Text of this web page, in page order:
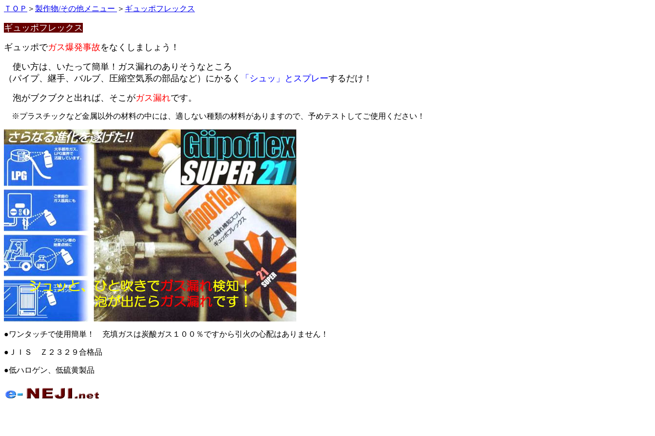
ＴＯＰ ＞ 製作物/その他メニュー ＞ ギュッポフレックス
ギュッポフレックス
ギュッポでガス爆発事故をなくしましょう！
使い方は、いたって簡単！ガス漏れのありそうなところ
（パイプ、継手、バルブ、圧縮空気系の部品など）にかるく
「シュッ」とスプレーするだけ！
泡がブクブクと出れば、そこがガス漏れです。
※プラスチックなど金属以外の材料の中には、適しない種類の材料がありますので、予めテストしてご使用ください！
●ワンタッチで使用簡単！ 充填ガスは炭酸ガス１００％ですから引火の心配はありません！
●ＪＩＳ Ｚ２３２９合格品
●低ハロゲン、低硫黄製品